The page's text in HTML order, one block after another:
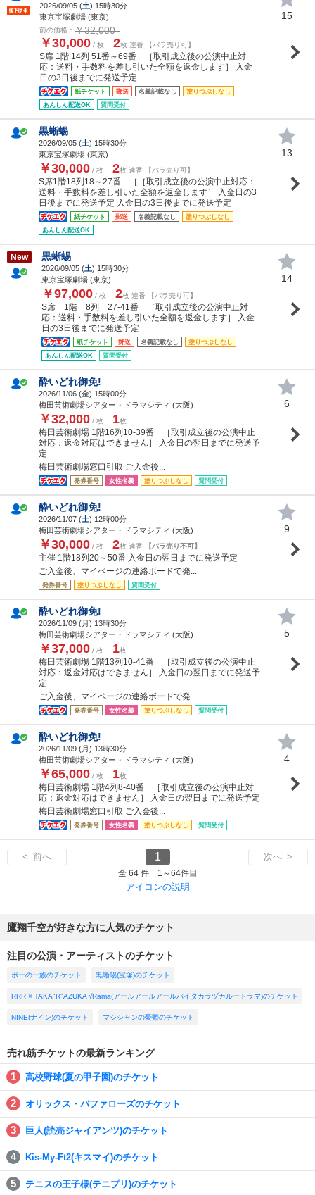
2026/09/05 (土) 15時30分
東京宝塚劇場 (東京)
前の価格： ￥32,000
￥30,000 / 枚 2枚 連番 【バラ売り可】
S席 1階 14列 51番～69番 ［取引成立後の公演中止対
応：送料・手数料を差し引いた全額を返金します］ 入金
日の3日後までに発送予定
紙チケット 郵送 名義記載なし
塗りつぶしなし
あんしん配送OK
質問受付
15
黒蜥蜴
2026/09/05 (土) 15時30分
東京宝塚劇場 (東京)
￥30,000 / 枚 2枚 連番 【バラ売り可】
S席1階18列18～27番 ［［取引成立後の公演中止対応：
送料・手数料を差し引いた全額を返金します］ 入金日の3
日後までに発送予定 入金日の3日後までに発送予定
紙チケット 郵送 名義記載なし
塗りつぶしなし
あんしん配送OK
13
New 黒蜥蜴
2026/09/05 (土) 15時30分
東京宝塚劇場 (東京)
￥97,000 / 枚 2枚 連番 【バラ売り可】
S席 1階 8列 27-41番 ［取引成立後の公演中止対
応：送料・手数料を差し引いた全額を返金します］ 入金
日の3日後までに発送予定
紙チケット 郵送 名義記載なし
塗りつぶしなし
あんしん配送OK
質問受付
14
酔いどれ御免!
2026/11/06 (金) 15時00分
梅田芸術劇場シアター・ドラマシティ (大阪)
￥32,000 / 枚 1枚
梅田芸術劇場 1階16列10-39番 ［取引成立後の公演中止
対応：返金対応はできません］ 入金日の翌日までに発送予
定
梅田芸術劇場窓口引取 ご入金後...
発券番号 女性名義 塗りつぶしなし 質問受付
6
酔いどれ御免!
2026/11/07 (土) 12時00分
梅田芸術劇場シアター・ドラマシティ (大阪)
￥30,000 / 枚 2枚 連番 【バラ売り不可】
主催 1階18列20～50番 入金日の翌日までに発送予定
ご入金後、マイページの連絡ボードで発...
発券番号 塗りつぶしなし 質問受付
9
酔いどれ御免!
2026/11/09 (月) 13時30分
梅田芸術劇場シアター・ドラマシティ (大阪)
￥37,000 / 枚 1枚
梅田芸術劇場 1階13列10-41番 ［取引成立後の公演中止
対応：返金対応はできません］ 入金日の翌日までに発送予
定
ご入金後、マイページの連絡ボードで発...
発券番号 女性名義 塗りつぶしなし 質問受付
5
酔いどれ御免!
2026/11/09 (月) 13時30分
梅田芸術劇場シアター・ドラマシティ (大阪)
￥65,000 / 枚 1枚
梅田芸術劇場 1階4列8-40番 ［取引成立後の公演中止対
応：返金対応はできません］ 入金日の翌日までに発送予定
梅田芸術劇場窓口引取 ご入金後...
発券番号 女性名義 塗りつぶしなし 質問受付
4
< 前へ 1 次へ >
全 64 件 1～64件目
アイコンの説明
鷹翔千空が好きな方に人気のチケット
注目の公演・アーティストのチケット
ポーの一族のチケット 黒蜥蜴(宝塚)のチケット
RRR × TAKA"R"AZUKA √Rama(アールアールアールバイタカラヅカルートラマ)のチケット
NINE(ナイン)のチケット マジシャンの憂鬱のチケット
売れ筋チケットの最新ランキング
高校野球(夏の甲子園)のチケット
オリックス・バファローズのチケット
巨人(読売ジャイアンツ)のチケット
Kis-My-Ft2(キスマイ)のチケット
テニスの王子様(テニプリ)のチケット